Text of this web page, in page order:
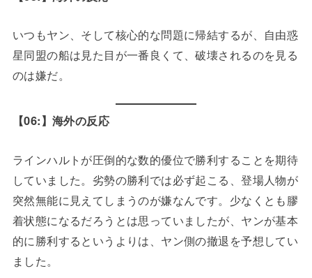
いつもヤン、そして核心的な問題に帰結するが、自由惑
星同盟の船は見た目が一番良くて、破壊されるのを見る
のは嫌だ。
【06:】海外の反応
ラインハルトが圧倒的な数的優位で勝利することを期待
していました。劣勢の勝利では必ず起こる、登場人物が
突然無能に見えてしまうのが嫌なんです。少なくとも膠
着状態になるだろうとは思っていましたが、ヤンが基本
的に勝利するというよりは、ヤン側の撤退を予想してい
ました。